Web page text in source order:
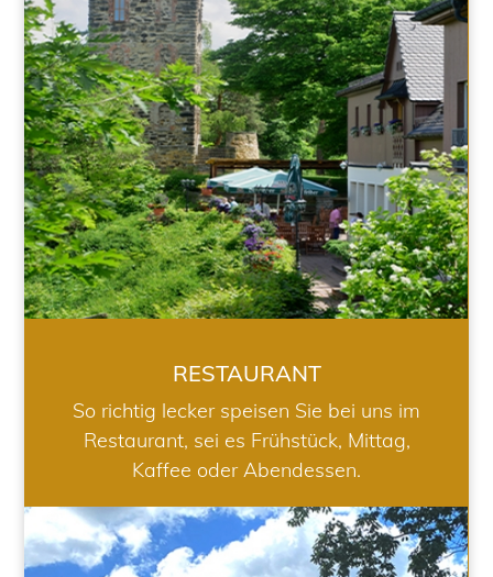
RESTAURANT
RESTAURANT
So richtig lecker speisen Sie bei uns im
Restaurant, sei es Frühstück, Mittag,
Kaffee oder Abendessen.